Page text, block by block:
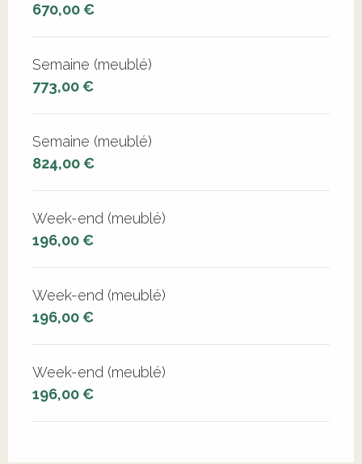
670,00 €
Semaine (meublé)
773,00 €
Semaine (meublé)
824,00 €
Week-end (meublé)
196,00 €
Week-end (meublé)
196,00 €
Week-end (meublé)
196,00 €